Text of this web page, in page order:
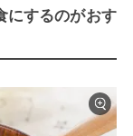
にするのがおす